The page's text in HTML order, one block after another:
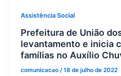
Assistência Social
Prefeitura de União
levantamento e inicia
famílias no Auxílio
comunicacao /18 de julho de 2022